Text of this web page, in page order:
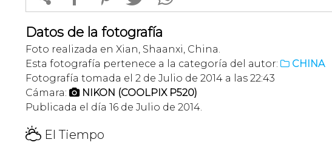
Datos de la fotografía
Foto realizada en Xian, Shaanxi, China.
Esta fotografía pertenece a la categoría del autor:  CHINA
Fotografía tomada el 2 de Julio de 2014 a las 22:43
Cámara:  NIKON (COOLPIX P520)
Publicada el día 16 de Julio de 2014.
H El Tiempo